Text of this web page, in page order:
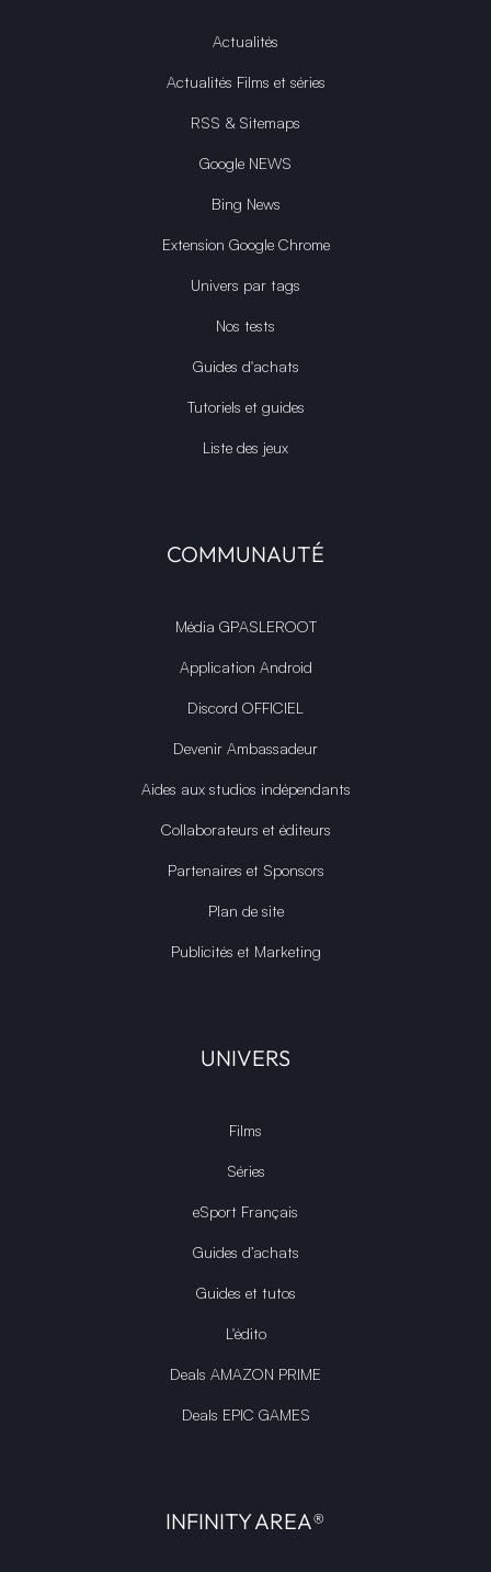
Actualités
Actualités Films et séries
RSS & Sitemaps
Google NEWS
Bing News
Extension Google Chrome
Univers par tags
Nos tests
Guides d'achats
Tutoriels et guides
Liste des jeux
COMMUNAUTÉ
Média GPASLEROOT
Application Android
Discord OFFICIEL
Devenir Ambassadeur
Aides aux studios indépendants
Collaborateurs et éditeurs
Partenaires et Sponsors
Plan de site
Publicités et Marketing
UNIVERS
Films
Séries
eSport Français
Guides d’achats
Guides et tutos
L'édito
Deals AMAZON PRIME
Deals EPIC GAMES
INFINITY AREA®